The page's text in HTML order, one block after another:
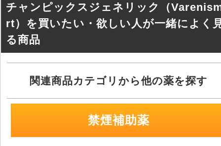
チャンピックスジェネリック（
rt）を買いたい・欲しい人が一緒によく
る商品
関連商品カテゴリから他の薬を探す
禁煙補助薬